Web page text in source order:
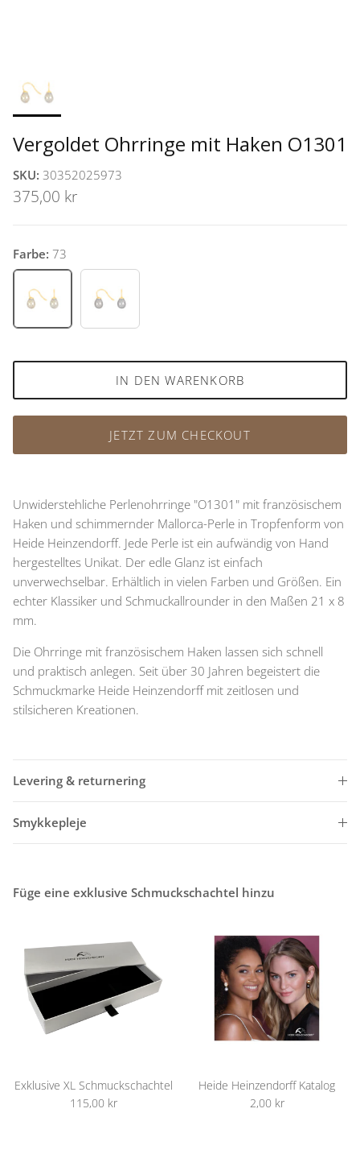
Vergoldet Ohrringe mit Haken O1301
SKU: 30352025973
375,00 kr
Farbe: 73
73 93
IN DEN WARENKORB
JETZT ZUM CHECKOUT
Unwiderstehliche Perlenohrringe "O1301" mit französischem
Haken und schimmernder Mallorca-Perle in Tropfenform von
Heide Heinzendorff. Jede Perle ist ein aufwändig von Hand
hergestelltes Unikat. Der edle Glanz ist einfach
unverwechselbar. Erhältlich in vielen Farben und Größen. Ein
echter Klassiker und Schmuckallrounder in den Maßen 21 x 8
mm.
Die Ohrringe mit französischem Haken lassen sich schnell
und praktisch anlegen. Seit über 30 Jahren begeistert die
Schmuckmarke Heide Heinzendorff mit zeitlosen und
stilsicheren Kreationen.
Levering & returnering
Smykkepleje
Füge eine exklusive Schmuckschachtel hinzu
Exklusive XL Schmuckschachtel
115,00 kr
Heide Heinzendorff Katalog
2,00 kr